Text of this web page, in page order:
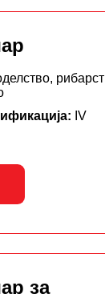
IV
за